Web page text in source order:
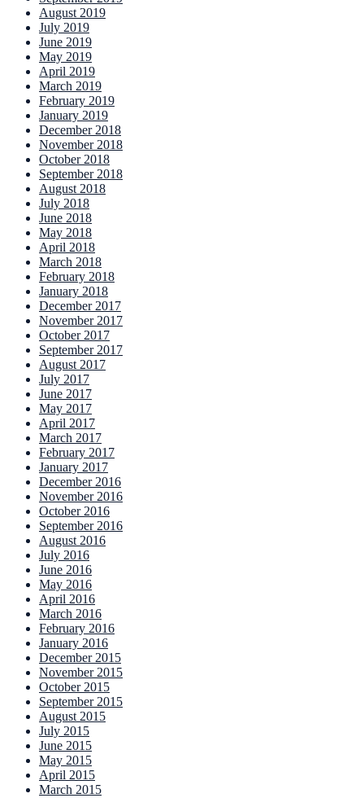
August 2019
July 2019
June 2019
May 2019
April 2019
March 2019
February 2019
January 2019
December 2018
November 2018
October 2018
September 2018
August 2018
July 2018
June 2018
May 2018
April 2018
March 2018
February 2018
January 2018
December 2017
November 2017
October 2017
September 2017
August 2017
July 2017
June 2017
May 2017
April 2017
March 2017
February 2017
January 2017
December 2016
November 2016
October 2016
September 2016
August 2016
July 2016
June 2016
May 2016
April 2016
March 2016
February 2016
January 2016
December 2015
November 2015
October 2015
September 2015
August 2015
July 2015
June 2015
May 2015
April 2015
March 2015